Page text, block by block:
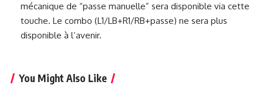
mécanique de “passe manuelle” sera disponible via cette
touche. Le combo (L1/LB+R1/RB+passe) ne sera plus
disponible à l’avenir.
You Might Also Like